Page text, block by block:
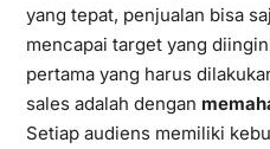
yang tepat, penjualan bisa
mencapai target yang
pertama yang harus
sales adalah dengan
Setiap audiens memiliki